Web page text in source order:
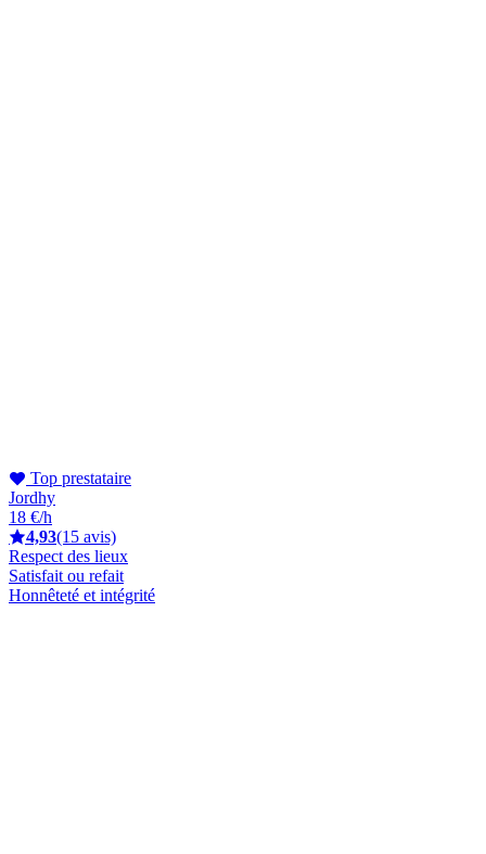
Top prestataire
Jordhy
18 €/h
4,93(15 avis)
Respect des lieux
Satisfait ou refait
Honnêteté et intégrité